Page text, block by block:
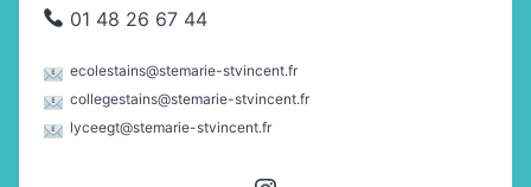
01 48 26 67 44
ecolestains@stemarie-stvincent.fr
collegestains@stemarie-stvincent.fr
lyceegt@stemarie-stvincent.fr